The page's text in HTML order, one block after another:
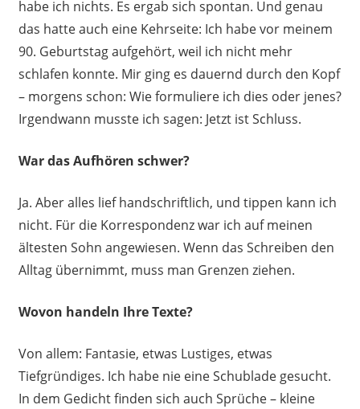
habe ich nichts. Es ergab sich spontan. Und genau
das hatte auch eine Kehrseite: Ich habe vor meinem
90. Geburtstag aufgehört, weil ich nicht mehr
schlafen konnte. Mir ging es dauernd durch den Kopf
– morgens schon: Wie formuliere ich dies oder jenes?
Irgendwann musste ich sagen: Jetzt ist Schluss.
War das Aufhören schwer?
Ja. Aber alles lief handschriftlich, und tippen kann ich
nicht. Für die Korrespondenz war ich auf meinen
ältesten Sohn angewiesen. Wenn das Schreiben den
Alltag übernimmt, muss man Grenzen ziehen.
Wovon handeln Ihre Texte?
Von allem: Fantasie, etwas Lustiges, etwas
Tiefgründiges. Ich habe nie eine Schublade gesucht.
In dem Gedicht finden sich auch Sprüche – kleine